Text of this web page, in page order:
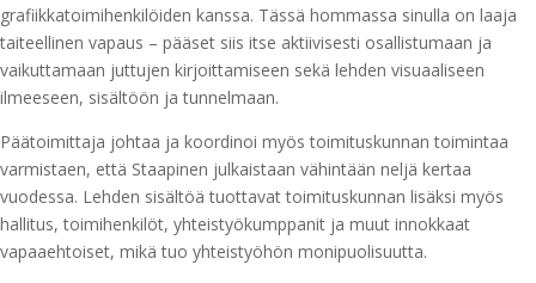
grafiikkatoimihenkilöiden kanssa. Tässä hommassa sinulla on laaja
taiteellinen vapaus – pääset siis itse aktiivisesti osallistumaan ja
vaikuttamaan juttujen kirjoittamiseen sekä lehden visuaaliseen
ilmeeseen, sisältöön ja tunnelmaan.
Päätoimittaja johtaa ja koordinoi myös toimituskunnan toimintaa
varmistaen, että Staapinen julkaistaan vähintään neljä kertaa
vuodessa. Lehden sisältöä tuottavat toimituskunnan lisäksi myös
hallitus, toimihenkilöt, yhteistyökumppanit ja muut innokkaat
vapaaehtoiset, mikä tuo yhteistyöhön monipuolisuutta.